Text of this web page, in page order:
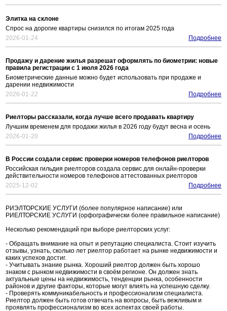
Элитка на склоне
Спрос на дорогие квартиры снизился по итогам 2025 года
2026-01-24
Подробнее
Продажу и дарение жилья разрешат оформлять по биометрии: новые
правила регистрации с 1 июля 2026 года
Биометрические данные можно будет использовать при продаже и
дарении недвижимости
2026-01-22
Подробнее
Риелторы рассказали, когда лучше всего продавать квартиру
Лучшим временем для продажи жилья в 2026 году будут весна и осень
2026-01-20
Подробнее
В России создали сервис проверки номеров телефонов риелторов
Российская гильдия риелторов создала сервис для онлайн-проверки
действительности номеров телефонов аттестованных риелторов
2025-12-02
Подробнее
РИЭЛТОРСКИЕ УСЛУГИ (более популярное написание) или
РИЕЛТОРСКИЕ УСЛУГИ (орфографически более правильное написание)
Несколько рекомендаций при выборе риелторских услуг:
- Обращать внимание на опыт и репутацию специалиста. Стоит изучить
отзывы, узнать, сколько лет риелтор работает на рынке недвижимости и
каких успехов достиг.
- Учитывать знание рынка. Хороший риелтор должен быть хорошо
знаком с рынком недвижимости в своём регионе. Он должен знать
актуальные цены на недвижимость, тенденции рынка, особенности
районов и другие факторы, которые могут влиять на успешную сделку.
- Проверять коммуникабельность и профессионализм специалиста.
Риелтор должен быть готов отвечать на вопросы, быть вежливым и
проявлять профессионализм во всех аспектах своей работы.